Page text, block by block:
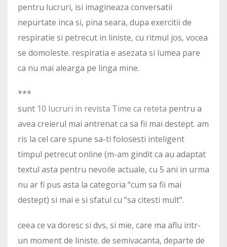
pentru lucruri, isi imagineaza conversatii
nepurtate inca si, pina seara, dupa exercitii de
respiratie si petrecut in liniste, cu ritmul jos, vocea
se domoleste. respiratia e asezata si lumea pare
ca nu mai alearga pe linga mine.
***
sunt 10 lucruri in revista Time ca reteta pentru a
avea creierul mai antrenat ca sa fii mai destept. am
ris la cel care spune sa-ti folosesti inteligent
timpul petrecut online (m-am gindit ca au adaptat
textul asta pentru nevoile actuale, cu 5 ani in urma
nu ar fi pus asta la categoria “cum sa fii mai
destept) si mai e si sfatul cu “sa citesti mult”.
ceea ce va doresc si dvs, si mie, care ma aflu intr-
un moment de liniste. de semivacanta, departe de